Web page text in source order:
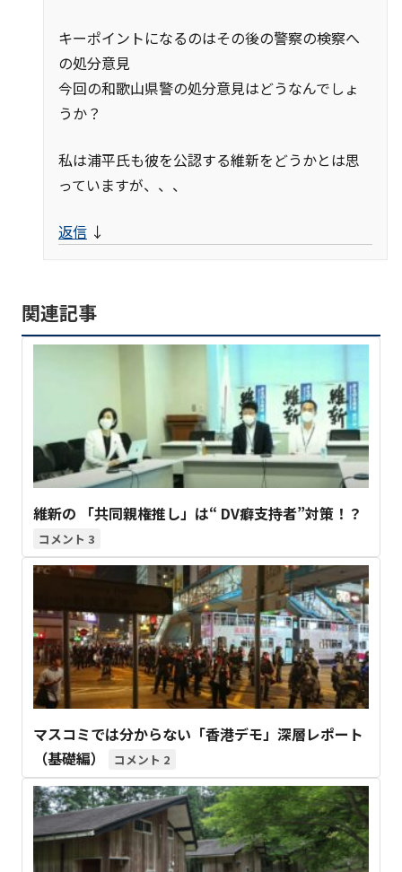
キーポイントになるのはその後の警察の検察へ
の処分意見
今回の和歌山県警の処分意見はどうなんでしょ
うか？
私は浦平氏も彼を公認する維新をどうかとは思
っていますが、、、
返信 ↓
関連記事
維新の 「共同親権推し」は“ DV癖支持者”対策！？
3
マスコミでは分からない「香港デモ」深層レポート
（基礎編）
2